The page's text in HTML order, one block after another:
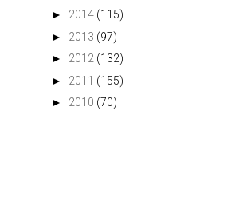
► 2014 (115)
► 2013 (97)
► 2012 (132)
► 2011 (155)
► 2010 (70)